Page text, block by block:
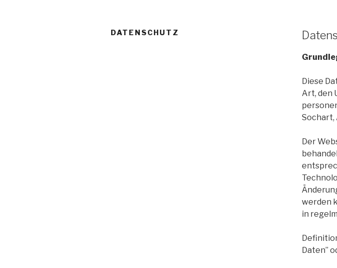
DATENSCHUTZ
Diese
Art, den
Sochart,
Der
werden
in
Daten”